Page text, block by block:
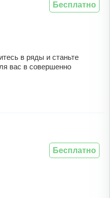
в ряды и станьте
вас в совершенно
Бесплатно
Бесплатно